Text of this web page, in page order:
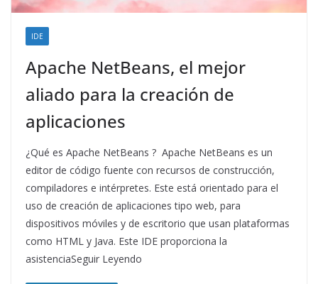
IDE
Apache NetBeans, el mejor
aliado para la creación de
aplicaciones
¿Qué es Apache NetBeans ? Apache NetBeans es un
editor de código fuente con recursos de construcción,
compiladores e intérpretes. Este está orientado para el
uso de creación de aplicaciones tipo web, para
dispositivos móviles y de escritorio que usan plataformas
como HTML y Java. Este IDE proporciona la
asistenciaSeguir Leyendo